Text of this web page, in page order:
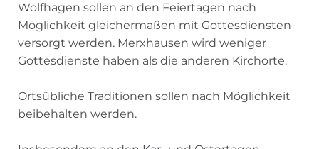
Wolfhagen sollen an den Feiertagen nach
Möglichkeit gleichermaßen mit Gottesdiensten
versorgt werden. Merxhausen wird weniger
Gottesdienste haben als die anderen Kirchorte.
Ortsübliche Traditionen sollen nach Möglichkeit
beibehalten werden.